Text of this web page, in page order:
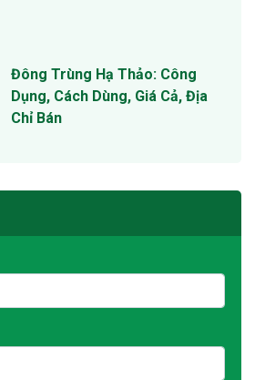
Đông Trùng Hạ Thảo: Công
Dụng, Cách Dùng, Giá Cả, Địa
Chỉ Bán